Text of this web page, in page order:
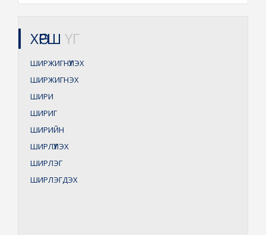
ХӨРШ ҮГ
ШИРЖИГНҮҮЛЭХ
ШИРЖИГНЭХ
ШИРИ
ШИРИГ
ШИРИЙН
ШИРЛҮҮЛЭХ
ШИРЛЭГ
ШИРЛЭГДЭХ